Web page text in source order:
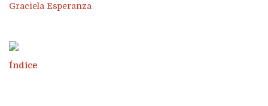
Graciela Esperanza
Índice